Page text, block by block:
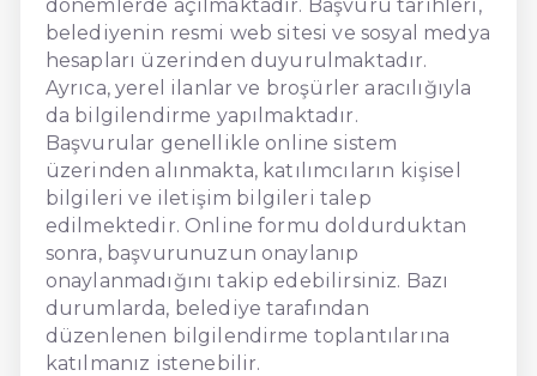
dönemlerde açılmaktadır. Başvuru tarihleri,
belediyenin resmi web sitesi ve sosyal medya
hesapları üzerinden duyurulmaktadır.
Ayrıca, yerel ilanlar ve broşürler aracılığıyla
da bilgilendirme yapılmaktadır.
Başvurular genellikle online sistem
üzerinden alınmakta, katılımcıların kişisel
bilgileri ve iletişim bilgileri talep
edilmektedir. Online formu doldurduktan
sonra, başvurunuzun onaylanıp
onaylanmadığını takip edebilirsiniz. Bazı
durumlarda, belediye tarafından
düzenlenen bilgilendirme toplantılarına
katılmanız istenebilir.